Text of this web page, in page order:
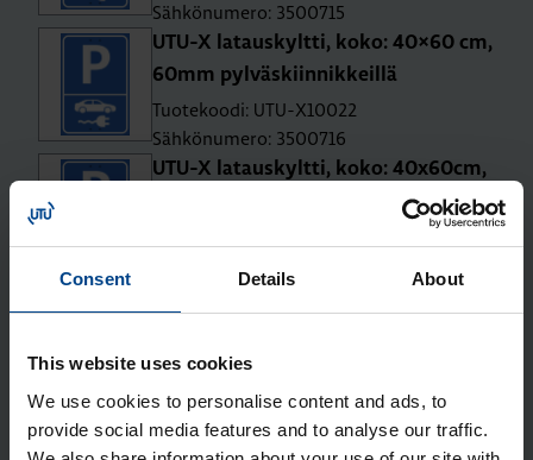
Consent Details About
This website uses cookies
We use cookies to personalise content and ads, to
provide social media features and to analyse our traffic.
Sähkönumero: 3500715
UTU-X la­taus­kylt­ti, koko: 40×60 cm,
60mm pyl­väs­kiin­nik­keil­lä
Tuotekoodi: UTU-X10022
Sähkönumero: 3500716
UTU-X la­taus­kylt­ti, koko: 40x60cm,
108-120mm pyl­väs­kiin­nik­keil­lä
Tuotekoodi: UTU-X20020
Sähkönumero: 3500759
UTU-X maa-asen­nus­pyl­väs ø114mm,
kah­del­le la­taus­lait­teel­le